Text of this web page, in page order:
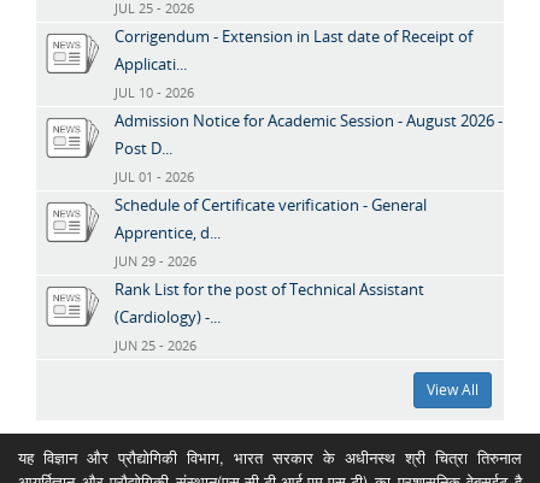
JUL 25 - 2026
Corrigendum - Extension in Last date of Receipt of
Applicati...
JUL 10 - 2026
Admission Notice for Academic Session - August 2026 -
Post D...
JUL 01 - 2026
Schedule of Certificate verification - General
Apprentice, d...
JUN 29 - 2026
Rank List for the post of Technical Assistant
(Cardiology) -...
JUN 25 - 2026
View All
यह विज्ञान और प्रौद्योगिकी विभाग, भारत सरकार के अधीनस्थ श्री चित्रा तिरुनाल